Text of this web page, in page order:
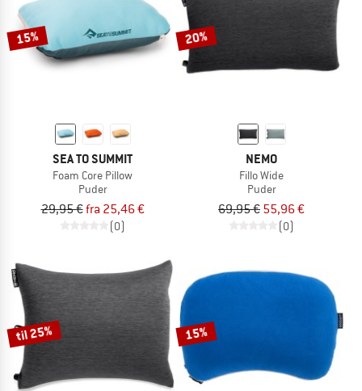
15%
SEA TO SUMMIT
Foam Core Pillow
Puder
29,95 €fra 25,46 €
(0)
20%
NEMO
Fillo Wide
Puder
69,95 € 55,96 €
(0)
til 25% 15%